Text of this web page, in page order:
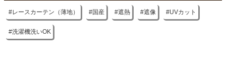
原産国
国産
レースカーテン（薄地） 国産 遮熱 遮像 UVカット
洗濯機洗いOK